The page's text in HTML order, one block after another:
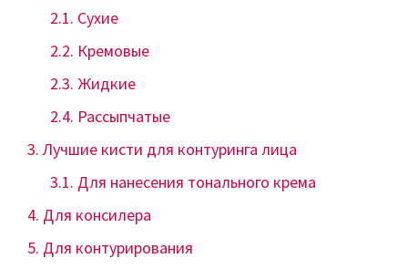
Сухие
Кремовые
Жидкие
Рассыпчатые
Лучшие кисти для контуринга лица
Для нанесения тонального крема
Для консилера
Для контурирования